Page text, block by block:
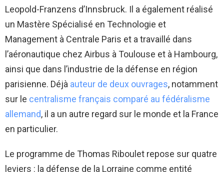
Leopold-Franzens d’Innsbruck. Il a également réalisé
un Mastère Spécialisé en Technologie et
Management à Centrale Paris et a travaillé dans
l’aéronautique chez Airbus à Toulouse et à Hambourg,
ainsi que dans l’industrie de la défense en région
parisienne. Déjà auteur de deux ouvrages, notamment
sur le centralisme français comparé au fédéralisme
allemand, il a un autre regard sur le monde et la France
en particulier.
Le programme de Thomas Riboulet repose sur quatre
leviers : la défense de la Lorraine comme entité